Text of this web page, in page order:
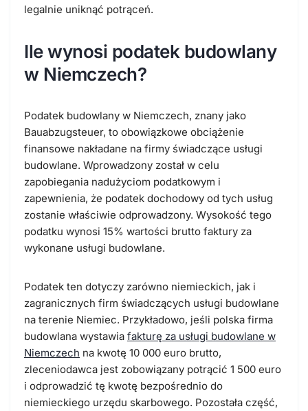
legalnie uniknąć potrąceń.
Ile wynosi podatek budowlany
w Niemczech?
Podatek budowlany w Niemczech, znany jako
Bauabzugsteuer, to obowiązkowe obciążenie
finansowe nakładane na firmy świadczące usługi
budowlane. Wprowadzony został w celu
zapobiegania nadużyciom podatkowym i
zapewnienia, że podatek dochodowy od tych usług
zostanie właściwie odprowadzony. Wysokość tego
podatku wynosi 15% wartości brutto faktury za
wykonane usługi budowlane.
Podatek ten dotyczy zarówno niemieckich, jak i
zagranicznych firm świadczących usługi budowlane
na terenie Niemiec. Przykładowo, jeśli polska firma
budowlana wystawia fakturę za usługi budowlane w
Niemczech na kwotę 10 000 euro brutto,
zleceniodawca jest zobowiązany potrącić 1 500 euro
i odprowadzić tę kwotę bezpośrednio do
niemieckiego urzędu skarbowego. Pozostała część,